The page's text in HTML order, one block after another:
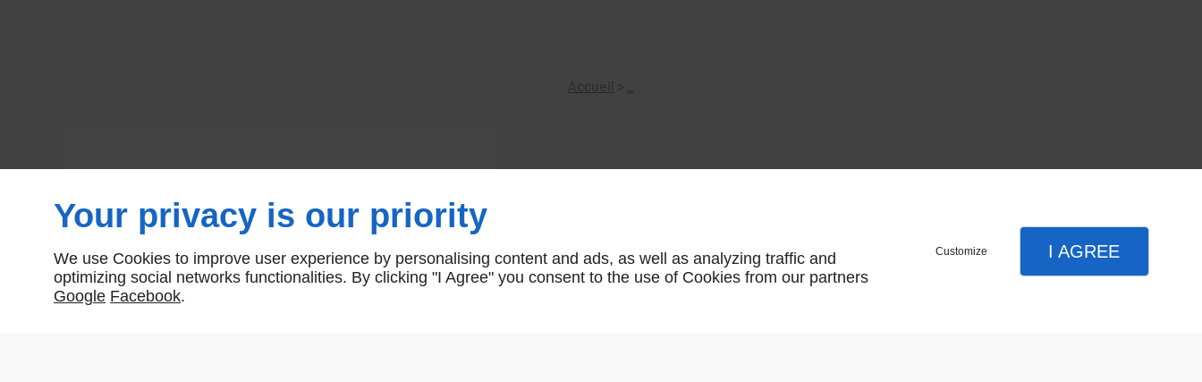
Accueil >
Your privacy is our priority
We use Cookies to improve user experience by personalising content and ads, as well as analyzing traffic and
optimizing social networks functionalities. By clicking "I Agree" you consent to the use of Cookies from our partners
Google Facebook.
Customize I AGREE